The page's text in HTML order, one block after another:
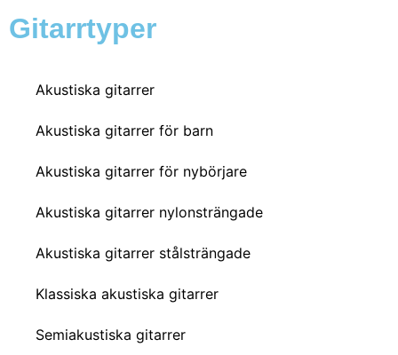
Gitarrtyper
Akustiska gitarrer
Akustiska gitarrer för barn
Akustiska gitarrer för nybörjare
Akustiska gitarrer nylonsträngade
Akustiska gitarrer stålsträngade
Klassiska akustiska gitarrer
Semiakustiska gitarrer